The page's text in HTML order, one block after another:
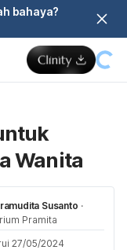
bahaya?
Wanita
Susanto ·
Pramita
27/05/2024